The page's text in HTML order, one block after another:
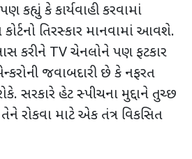
કહ્યું કે કાર્યવાહી કરવામાં
કોર્ટનો તિરસ્કાર માનવામાં આવશે.
કરીને TVચેનલોને પણ ફટકાર
જવાબદારી છે કે નફરત
સરકારે હેટ સ્પીચના મુદ્દાને તુચ્છ
રોકવા માટે એક તંત્ર વિકસિત